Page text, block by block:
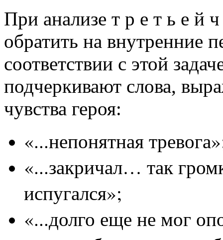
При анализе т р е т ь е й
обратить на внутренние
соответствии с этой
подчеркивают слова,
чувства героя:
«...непонятная
«...закричал… так
испугался»;
«...долго еще не мог